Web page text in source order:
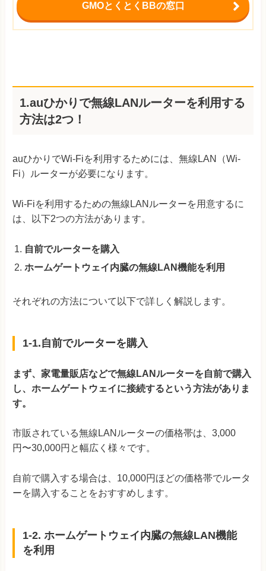
GMOとくとくBBの窓口
1.auひかりで無線LANルーターを利用する
方法は2つ！
auひかりでWi-Fiを利用するためには、無線LAN（Wi-
Fi）ルーターが必要になります。
Wi-Fiを利用するための無線LANルーターを用意するに
は、以下2つの方法があります。
自前でルーターを購入
ホームゲートウェイ内臓の無線LAN機能を利用
それぞれの方法について以下で詳しく解説します。
1-1.自前でルーターを購入
まず、家電量販店などで無線LANルーターを自前で購入
し、ホームゲートウェイに接続するという方法がありま
す。
市販されている無線LANルーターの価格帯は、3,000
円〜30,000円と幅広く様々です。
自前で購入する場合は、10,000円ほどの価格帯でルータ
ーを購入することをおすすめします。
1-2. ホームゲートウェイ内臓の無線LAN機能
を利用